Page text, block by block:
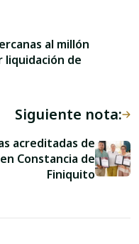
al millón
liquidación de
Siguiente nota:
acreditadas de
Constancia de
Finiquito